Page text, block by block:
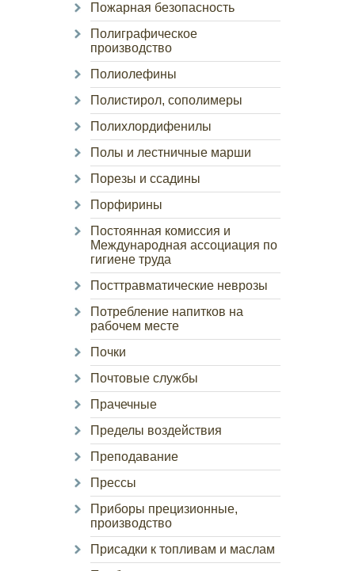
Пожарная безопасность
Полиграфическое
производство
Полиолефины
Полистирол, сополимеры
Полихлордифенилы
Полы и лестничные марши
Порезы и ссадины
Порфирины
Постоянная комиссия и
Международная ассоциация по
гигиене труда
Посттравматические неврозы
Потребление напитков на
рабочем месте
Почки
Почтовые службы
Прачечные
Пределы воздействия
Преподавание
Прессы
Приборы прецизионные,
производство
Присадки к топливам и маслам